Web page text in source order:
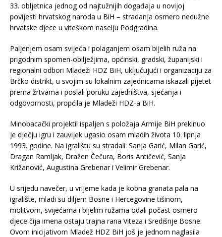
33. obljetnica jednog od najtužnijih događaja u novijoj
povijesti hrvatskog naroda u BiH – stradanja osmero nedužne
hrvatske djece u viteškom naselju Podgradina.
Paljenjem osam svijeća i polaganjem osam bijelih ruža na
prigodnim spomen-obilježjima, općinski, gradski, županijski i
regionalni odbori Mladeži HDZ BiH, uključujući i organizaciju za
Brčko distrikt, u svojim su lokalnim zajednicama iskazali pijetet
prema žrtvama i poslali poruku zajedništva, sjećanja i
odgovornosti, propćila je Mladeži HDZ-a BiH.
Minobacački projektil ispaljen s položaja Armije BiH prekinuo
je dječju igru i zauvijek ugasio osam mladih života 10. lipnja
1993. godine. Na igralištu su stradali: Sanja Garić, Milan Garić,
Dragan Ramljak, Dražen Čečura, Boris Antičević, Sanja
Križanović, Augustina Grebenar i Velimir Grebenar.
U srijedu navečer, u vrijeme kada je kobna granata pala na
igralište, mladi su diljem Bosne i Hercegovine tišinom,
molitvom, svijećama i bijelim ružama odali počast osmero
djece čija imena ostaju trajna rana Viteza i Središnje Bosne.
Ovom inicijativom Mladež HDZ BiH još je jednom naglasila